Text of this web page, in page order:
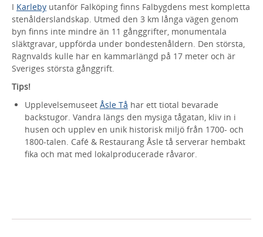
I Karleby utanför Falköping finns Falbygdens mest kompletta
stenålderslandskap. Utmed den 3 km långa vägen genom
byn finns inte mindre än 11 gånggrifter, monumentala
släktgravar, uppförda under bondestenåldern. Den största,
Ragnvalds kulle har en kammarlängd på 17 meter och är
Sveriges största gånggrift.
Tips!
Upplevelsemuseet Åsle Tå har ett tiotal bevarade
backstugor. Vandra längs den mysiga tågatan, kliv in i
husen och upplev en unik historisk miljö från 1700- och
1800-talen. Café & Restaurang Åsle tå serverar hembakt
fika och mat med lokalproducerade råvaror.